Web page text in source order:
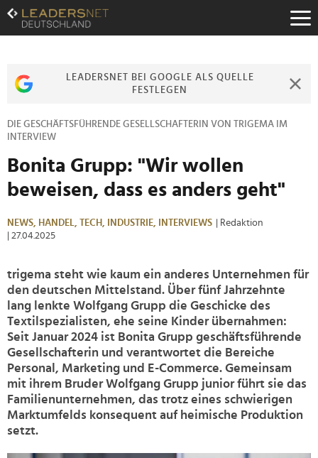
Zum
Inhalt
Zur
Zur
LEADERSNET BEI GOOGLE ALS QUELLE
FESTLEGEN
DIE GESCHÄFTSFÜHRENDE GESELLSCHAFTERIN VON TRIGEMA IM
INTERVIEW
Bonita Grupp: "Wir wollen
beweisen, dass es anders geht"
NEWS, HANDEL, TECH, INDUSTRIE, INTERVIEWS
| Redaktion
| 27.04.2025
trigema steht wie kaum ein anderes Unternehmen für
den deutschen Mittelstand. Über fünf Jahrzehnte
lang lenkte Wolfgang Grupp die Geschicke des
Textilspezialisten, ehe seine Kinder übernahmen:
Seit Januar 2024 ist Bonita Grupp geschäftsführende
Gesellschafterin und verantwortet die Bereiche
Personal, Marketing und E-Commerce. Gemeinsam
mit ihrem Bruder Wolfgang Grupp junior führt sie das
Familienunternehmen, das trotz eines schwierigen
Marktumfelds konsequent auf heimische Produktion
setzt.